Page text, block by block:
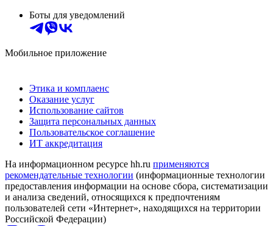
Боты для уведомлений
Мобильное приложение
Этика и комплаенс
Оказание услуг
Использование сайтов
Защита персональных данных
Пользовательское соглашение
ИТ аккредитация
На информационном ресурсе hh.ru применяются
рекомендательные технологии (информационные технологии
предоставления информации на основе сбора, систематизации
и анализа сведений, относящихся к предпочтениям
пользователей сети «Интернет», находящихся на территории
Российской Федерации)